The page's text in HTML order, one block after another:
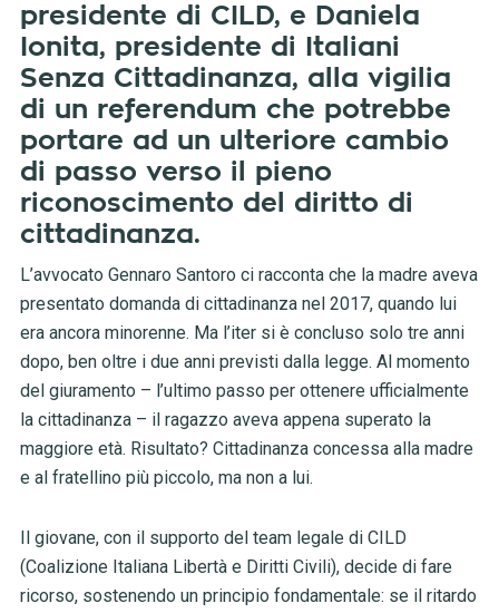
presidente di CILD, e Daniela
Ionita, presidente di Italiani
Senza Cittadinanza, alla vigilia
di un referendum che potrebbe
portare ad un ulteriore cambio
di passo verso il pieno
riconoscimento del diritto di
cittadinanza.
L’avvocato Gennaro Santoro ci racconta che la madre aveva
presentato domanda di cittadinanza nel 2017, quando lui
era ancora minorenne. Ma l’iter si è concluso solo tre anni
dopo, ben oltre i due anni previsti dalla legge. Al momento
del giuramento – l’ultimo passo per ottenere ufficialmente
la cittadinanza – il ragazzo aveva appena superato la
maggiore età. Risultato? Cittadinanza concessa alla madre
e al fratellino più piccolo, ma non a lui.
Il giovane, con il supporto del team legale di CILD
(Coalizione Italiana Libertà e Diritti Civili), decide di fare
ricorso, sostenendo un principio fondamentale: se il ritardo